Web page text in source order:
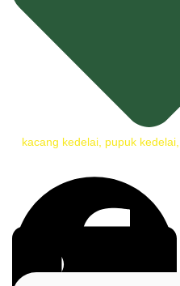
kacang kedelai pupuk kedelai